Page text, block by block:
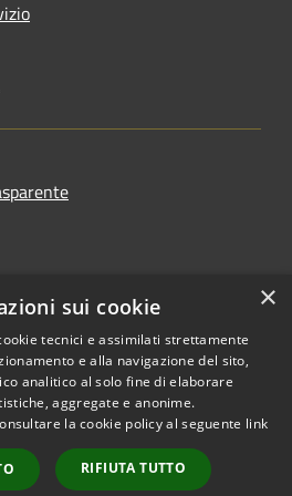
Copyright © 2026 • Comune di
Nocciano • Powered by
Municipium•
Accesso
redazione
×
sui cookie
tecnici e assimilati strettamente
e alla navigazione del sito,
analitico al solo fine di elaborare
aggregate e anonime.
la cookie policy al seguente link
RIFIUTA TUTTO